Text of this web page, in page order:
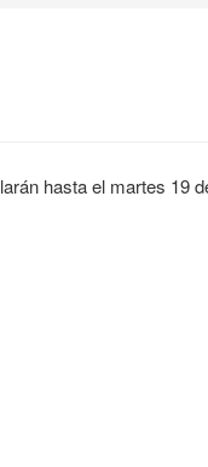
hasta el martes 19